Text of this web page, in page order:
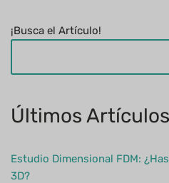
¡Busca el Artículo!
Últimos Artículos
Estudio Dimensional FDM:
3D?